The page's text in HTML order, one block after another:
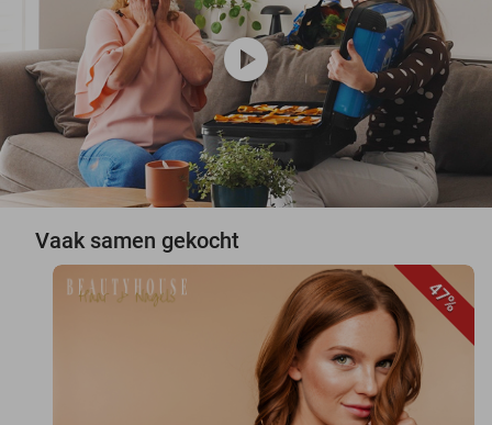
play_circle
Vaak samen gekocht
47%